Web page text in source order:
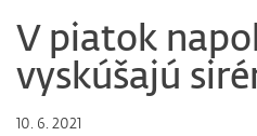
V piatok
vyskúšajú
10. 6. 2021